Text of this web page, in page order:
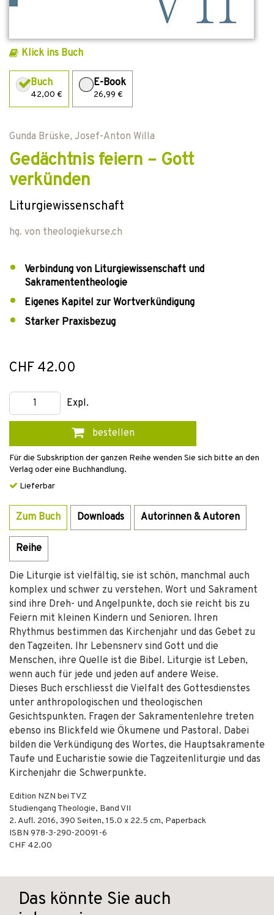
Klick ins Buch
Buch
42,00 €
E-Book
26,99 €
Gunda Brüske, Josef-Anton Willa
Gedächtnis feiern – Gott
verkünden
Liturgiewissenschaft
hg. von theologiekurse.ch
Verbindung von Liturgiewissenschaft und
Sakramententheologie
Eigenes Kapitel zur Wortverkündigung
Starker Praxisbezug
CHF 42.00
Expl.
bestellen
Für die Subskription der ganzen Reihe wenden Sie sich bitte an den
Verlag oder eine Buchhandlung.
Lieferbar
Zum Buch Downloads Autorinnen & Autoren
Reihe
Die Liturgie ist vielfältig, sie ist schön, manchmal auch
komplex und schwer zu verstehen. Wort und Sakrament
sind ihre Dreh- und Angelpunkte, doch sie reicht bis zu
Feiern mit kleinen Kindern und Senioren. Ihren
Rhythmus bestimmen das Kirchenjahr und das Gebet zu
den Tagzeiten. Ihr Lebensnerv sind Gott und die
Menschen, ihre Quelle ist die Bibel. Liturgie ist Leben,
wenn auch für jede und jeden auf andere Weise.
Dieses Buch erschliesst die Vielfalt des Gottesdienstes
unter anthropologischen und theologischen
Gesichtspunkten. Fragen der Sakramentenlehre treten
ebenso ins Blickfeld wie Ökumene und Pastoral. Dabei
bilden die Verkündigung des Wortes, die Hauptsakramente
Taufe und Eucharistie sowie die Tagzeitenliturgie und das
Kirchenjahr die Schwerpunkte.
Edition NZN bei TVZ
Studiengang Theologie, Band VII
2. Aufl. 2016, 390 Seiten, 15.0 x 22.5 cm, Paperback
ISBN 978-3-290-20091-6
CHF 42.00
Das könnte Sie auch